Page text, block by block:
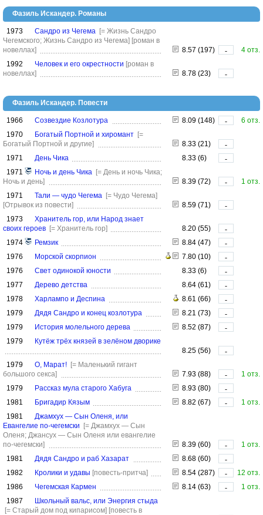
Фазиль Искандер. Романы
1973 Сандро из Чегема [= Жизнь Сандро
Чегемского; Жизнь Сандро из Чегема] [роман в
новеллах]
8.57 (197) -
4 отз.
1992
Человек и его окрестности [роман в
новеллах]
8.78 (23) -
Фазиль Искандер. Повести
1966 Созвездие Козлотура 8.09 (148) -
6 отз.
1970
Богатый Портной и хиромант [=
Богатый Портной и другие]
8.33 (21)
-
1971
День Чика 8.33 (6)
-
1971
Ночь и день Чика [= День и ночь Чика;
Ночь и день]
8.39 (72) -
1 отз.
1971
Тали — чудо Чегема [= Чудо Чегема]
[Отрывок из повести]
8.59 (71)
-
1973
Хранитель гор, или Народ знает
своих героев [= Хранитель гор] 8.20 (55)
-
1974
Ремзик 8.84 (47)
-
1976
Морской скорпион 7.80 (10)
-
1976
Свет одинокой юности 8.33 (6)
-
1977
Дерево детства 8.64 (61)
-
1978
Харлампо и Деспина 8.61 (66)
-
1979
Дядя Сандро и конец козлотура 8.21 (73)
-
1979
История молельного дерева 8.52 (87)
-
1979
Кутёж трёх князей в зелёном дворике
8.25 (56)
-
1979
О, Марат! [= Маленький гигант
большого секса]
7.93 (88) -
1 отз.
1979
Рассказ мула старого Хабуга 8.93 (80)
-
1981
Бригадир Кязым 8.82 (67) -
1 отз.
1981
Джамхух — Сын Оленя, или
Евангелие по-чегемски
[= Джамхух — Сын
Оленя; Джансух — Сын Оленя или евангелие
по-чегемски]
8.39 (60) -
1 отз.
1981
Дядя Сандро и раб Хазарат 8.68 (60)
-
1982
Кролики и удавы [повесть-притча] 8.54 (287) -
12 отз.
1986
Чегемская Кармен 8.14 (63) -
1 отз.
1987
Школьный вальс, или Энергия стыда
[= Старый дом под кипарисом] [повесть в